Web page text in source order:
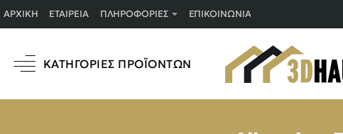
ΑΡΧΙΚΉ ΕΤΑΙΡΕΊΑ ΠΛΗΡΟΦΟΡΊΕΣ ΕΠΙΚΟΙΝΩΝΊΑ
ΚΑΤΗΓΟΡΊΕΣ ΠΡΟΪΌΝΤΩΝ